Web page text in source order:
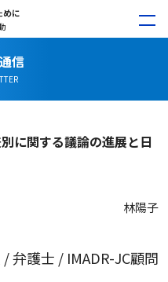
めに
信
に関する議論の進展と日
林陽子
弁護士 / IMADR-JC顧問